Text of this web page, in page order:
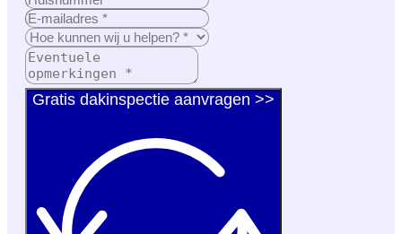
Gratis dakinspectie aanvragen >>